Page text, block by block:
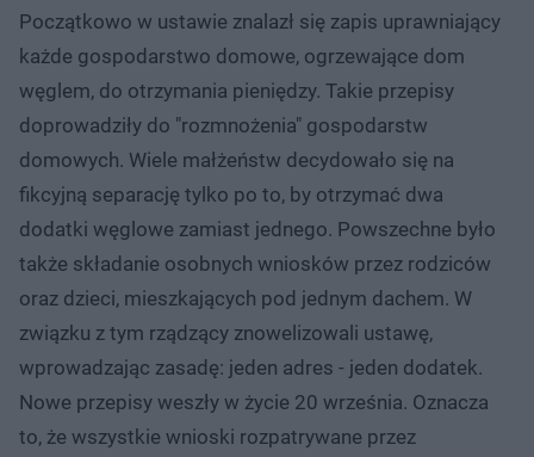
Początkowo w ustawie znalazł się zapis uprawniający
każde gospodarstwo domowe, ogrzewające dom
węglem, do otrzymania pieniędzy. Takie przepisy
doprowadziły do "rozmnożenia" gospodarstw
domowych. Wiele małżeństw decydowało się na
fikcyjną separację tylko po to, by otrzymać dwa
dodatki węglowe zamiast jednego. Powszechne było
także składanie osobnych wniosków przez rodziców
oraz dzieci, mieszkających pod jednym dachem. W
związku z tym rządzący znowelizowali ustawę,
wprowadzając zasadę: jeden adres - jeden dodatek.
Nowe przepisy weszły w życie 20 września. Oznacza
to, że wszystkie wnioski rozpatrywane przez